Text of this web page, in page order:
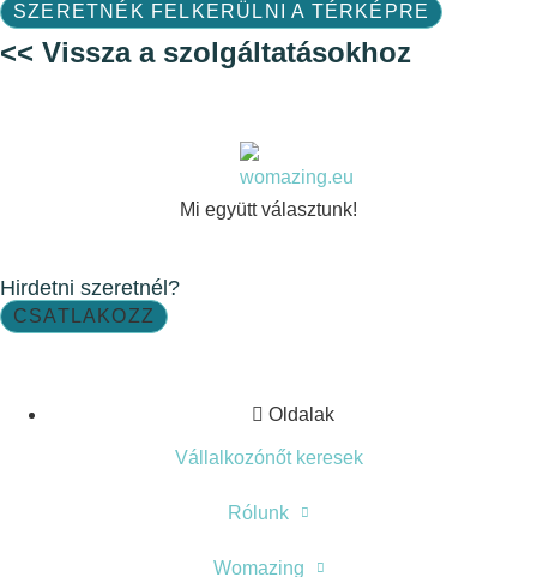
SZERETNÉK FELKERÜLNI A TÉRKÉPRE
<< Vissza a szolgáltatásokhoz
Mi együtt választunk!
Hirdetni szeretnél?
CSATLAKOZZ
Oldalak
Vállalkozónőt keresek
Rólunk
Womazing